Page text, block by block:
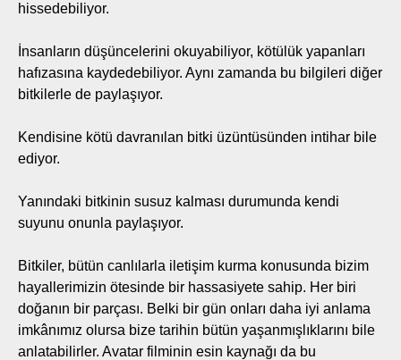
hissedebiliyor.
İnsanların düşüncelerini okuyabiliyor, kötülük yapanları
hafızasına kaydedebiliyor. Aynı zamanda bu bilgileri diğer
bitkilerle de paylaşıyor.
Kendisine kötü davranılan bitki üzüntüsünden intihar bile
ediyor.
Yanındaki bitkinin susuz kalması durumunda kendi
suyunu onunla paylaşıyor.
Bitkiler, bütün canlılarla iletişim kurma konusunda bizim
hayallerimizin ötesinde bir hassasiyete sahip. Her biri
doğanın bir parçası. Belki bir gün onları daha iyi anlama
imkânımız olursa bize tarihin bütün yaşanmışlıklarını bile
anlatabilirler. Avatar filminin esin kaynağı da bu